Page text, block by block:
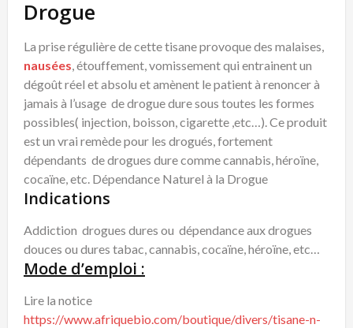
Drogue
La prise régulière de cette tisane provoque des malaises,
nausées, étouffement, vomissement qui entrainent un
dégoût réel et absolu et amènent le patient à renoncer à
jamais à l’usage de drogue dure sous toutes les formes
possibles( injection, boisson, cigarette ,etc…). Ce produit
est un vrai remède pour les drogués, fortement
dépendants de drogues dure comme cannabis, héroïne,
cocaïne, etc. Dépendance Naturel à la Drogue
Indications
Addiction drogues dures ou dépendance aux drogues
douces ou dures tabac, cannabis, cocaïne, héroïne, etc…
Mode d’emploi :
Lire la notice
https://www.afriquebio.com/boutique/divers/tisane-n-